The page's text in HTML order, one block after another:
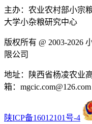
主办：农业农村部小宗
大学小杂粮研究中心
版权所有 @ 2003-2026
限公司
地址：陕西省杨凌农业
箱：mgcic.com@126.com
陕ICP备16012101号-4